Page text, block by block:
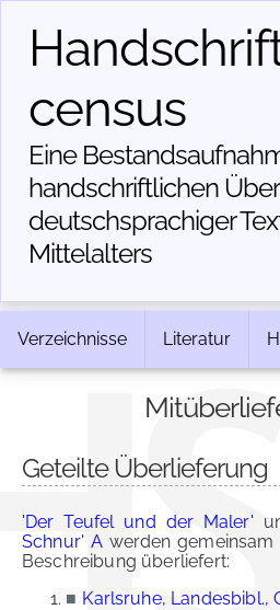
census
Eine
handschriftlichen
deutschsprachiger
Mittelalters
Verzeichnisse Literatur
Geteilte Überlieferung
'Der Teufel und der Maler'
Schnur' Awerden gemeinsam
Beschreibung überliefert:
■ Karlsruhe, Landesbibl.,